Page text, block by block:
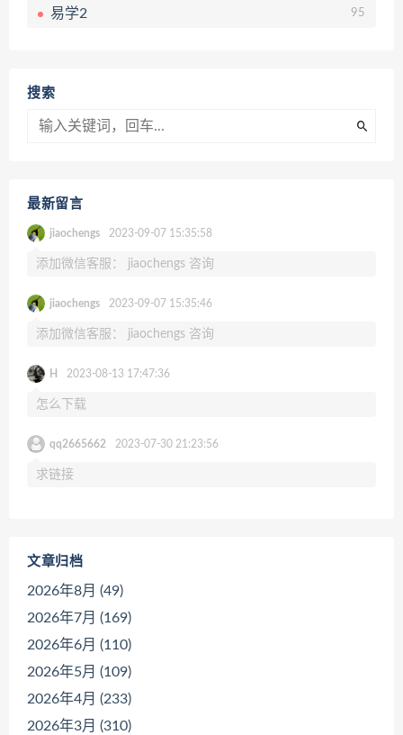
易学2 95
搜索
最新留言
jiaochengs 2023-09-07 15:35:58
添加微信客服： jiaochengs 咨询
jiaochengs 2023-09-07 15:35:46
添加微信客服： jiaochengs 咨询
H 2023-08-13 17:47:36
怎么下载
qq2665662 2023-07-30 21:23:56
求链接
文章归档
2026年8月 (49)
2026年7月 (169)
2026年6月 (110)
2026年5月 (109)
2026年4月 (233)
2026年3月 (310)